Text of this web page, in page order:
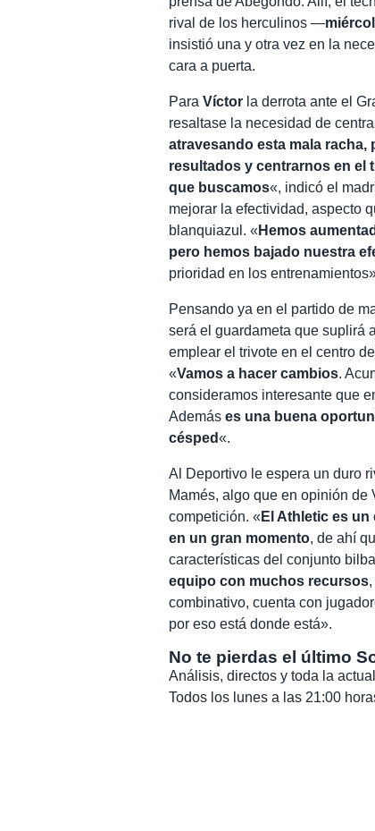
rival de los herculinos —
insistió una y otra vez en la
cara a puerta.
ParaVíctor la derrota ante el
resaltase la necesidad de
atravesando esta mala
resultados y centrarnos en el
que buscamos«, indicó el
mejorar la efectividad, aspecto
blanquiazul. « Hemos
pero hemos bajado nuestra
prioridad en los
Pensando ya en el partido de
será el guardameta que suplirá
emplear el trivote en el centro
«Vamos a hacer cambios.
consideramos interesante que
Ademáses una buena
césped«.
Al Deportivo le espera un duro
Mamés, algo que en opinión de
competición. « El Athletic es
en un gran momento, de ahí
características del conjunto
equipo con muchos recursos
combinativo, cuenta con
por eso está donde está».
No te pierdas el último
Análisis, directos y toda la
Todos los lunes a las 21:00